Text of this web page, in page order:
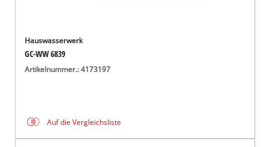
Hauswasserwerk
GC-WW 6839
Artikelnummer.: 4173197
Auf die Vergleichsliste